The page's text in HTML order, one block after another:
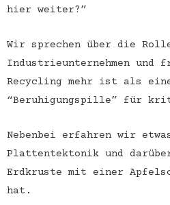
hier weiter?”
Wir sprechen über die
Industrieunternehmen und
Recycling mehr ist als
“Beruhigungspille” für
Nebenbei erfahren wir
Plattentektonik und
Erdkruste mit einer
hat.